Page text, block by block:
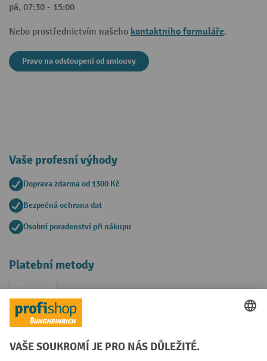
pá, 07:30 - 15:00
Nebo prostřednictvím našeho kontaktního formuláře.
Pravo na odstoupeni od smlouvy
Vaše profesní výhody
Doprava zdarma od 1300 Kč
Bezpečná ochrana dat
Osobní poradenství při nákupu
Platební metody
Faktura
Sociální sítě